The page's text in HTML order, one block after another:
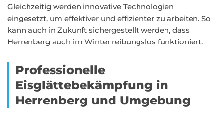
Gleichzeitig werden innovative Technologien
eingesetzt, um effektiver und effizienter zu arbeiten. So
kann auch in Zukunft sichergestellt werden, dass
Herrenberg auch im Winter reibungslos funktioniert.
Professionelle
Eisglättebekämpfung in
Herrenberg und Umgebung